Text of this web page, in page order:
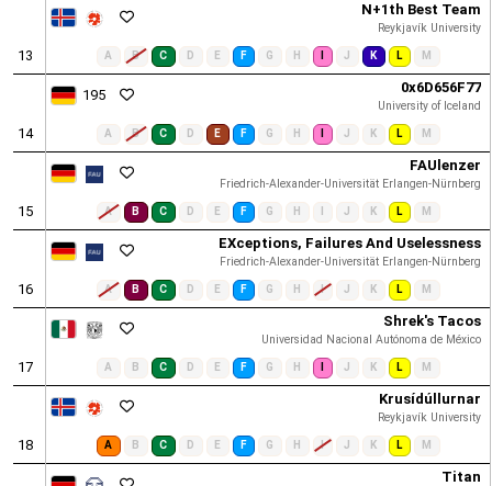
N+1th Best Team
Reykjavík University
13 A B C D E F G H J K L M
195 0x6D656F77
University of Iceland
14 A B C D E F G H J K L M
FAUlenzer
Friedrich-Alexander-Universität Erlangen-Nürnberg
15 A B C D E F G H J K L M
EXceptions, Failures And Uselessness
Friedrich-Alexander-Universität Erlangen-Nürnberg
16 A B C D E F G H I J K L M
Shrek's Tacos
Universidad Nacional Autónoma de México
17 A B C D E F G H J K L M
Krusídúllurnar
Reykjavík University
18 A B C D E F G H I J K L M
Titan